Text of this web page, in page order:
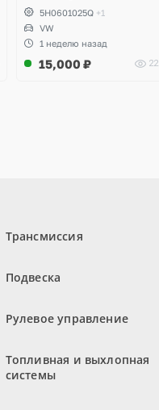
5H0601025Q +1
VW
1 неделю назад
15,000 ₽ 22
Трансмиссия
Подвеска
Рулевое управление
Топливная и выхлопная
системы